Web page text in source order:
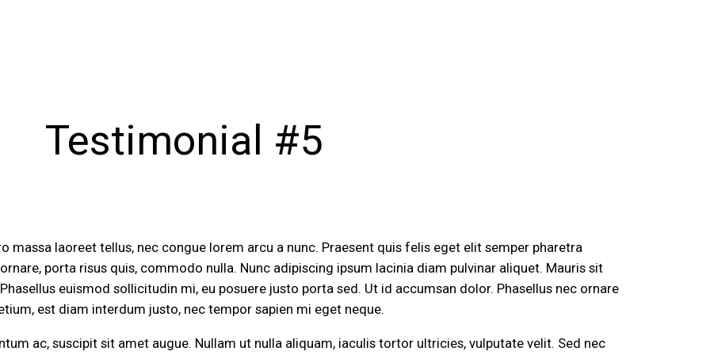
Testimonial #5
massa laoreet tellus, nec congue lorem arcu a nunc. Praesent quis felis eget elit semper pharetra
porta risus quis, commodo nulla. Nunc adipiscing ipsum lacinia diam pulvinar aliquet. Mauris sit
euismod sollicitudin mi, eu posuere justo porta sed. Ut id accumsan dolor. Phasellus nec ornare
est diam interdum justo, nec tempor sapien mi eget neque.
ac, suscipit sit amet augue. Nullam ut nulla aliquam, iaculis tortor ultricies, vulputate velit. Sed nec